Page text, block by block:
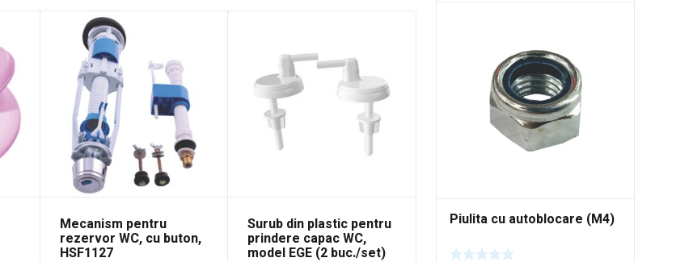
Mecanism pentru
rezervor WC, cu buton,
HSF1127
Surub din plastic pentru
prindere capac WC,
model EGE (2 buc./set)
Surub din inox pentru
model EGE (2 buc./set)
Piulita cu autoblocare (M4)